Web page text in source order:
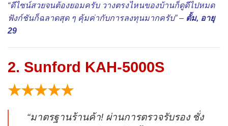
“ดีไซน์สวยจนต้องยอมครับ วางตรงไหนของบ้านก็ดูดีไปหมด
ฟังก์ชันก็ฉลาดสุด ๆ คุ้มค่ากับการลงทุนมากครับ” – ตั้ม, อายุ
29
2. Sunford KAH-5000S
★★★★★
“มาตรฐานร้านค้า! ผ่านการตรวจรับรอง ชั่ง